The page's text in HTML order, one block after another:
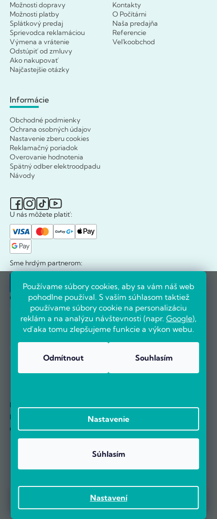
Používame súbory cookies, aby sa vám náš web
pohodlne používal. S vaším súhlasom taktiež
používame súbory cookie na personalizáciu
reklám a na analýzu návštevnosti (napr. Google),
vďaka tomu zlepšujeme funkcie a výkon webu.
Nastavení
Odmítnout Souhlasím
Nastavenie
Súhlasím
Prebieha Masaker cien! Navyše objednávky nad 100 EUR sú s
Možnosti dopravy
Možnosti platby
Splátkový predaj
Sprievodca reklamáciou
Výmena a vrátenie
Odstúpiť od zmluvy
Ako nakupovať
Najčastejšie otázky
Kontakty
O Počítárni
Naša predajňa
Referencie
Veľkoobchod
Informácie
Obchodné podmienky
Ochrana osobných údajov
Nastavenie zberu cookies
Reklamačný poriadok
Overovanie hodnotenia
Spätný odber elektroodpadu
Návody
U nás môžete platiť:
Sme hrdým partnerom:
Ocenili nás:
Prehľad o stave objednávok
Doklady prehľadne na jednom mieste
O novinkách sa dozviete ako prví